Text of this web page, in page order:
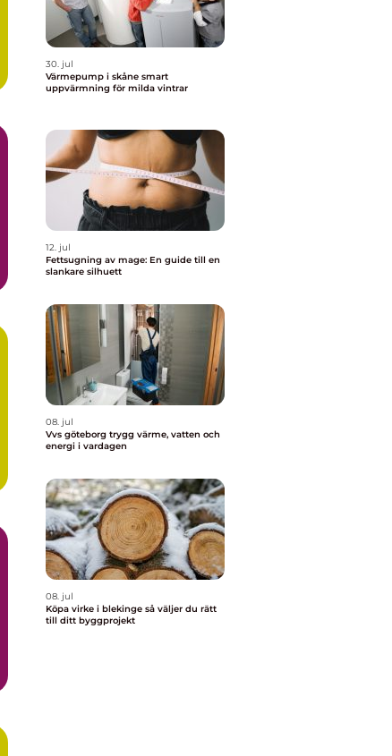
30. jul
Värmepump i skåne smart
uppvärmning för milda vintrar
12. jul
Fettsugning av mage: En guide till en
slankare silhuett
08. jul
Vvs göteborg trygg värme, vatten och
energi i vardagen
08. jul
Köpa virke i blekinge så väljer du rätt
till ditt byggprojekt